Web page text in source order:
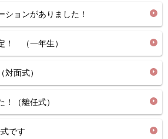
ションがありました！
！ （一年生）
面式）
！（離任式）
です